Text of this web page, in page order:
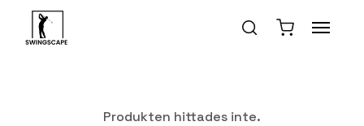
Produkten hittades inte.